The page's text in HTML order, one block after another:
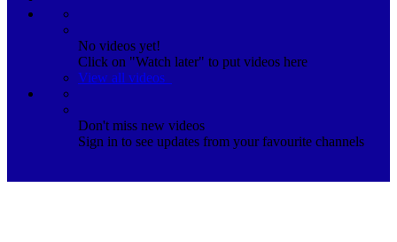
No videos yet!
Click on "Watch later" to put videos here
View all videos
Don't miss new videos
Sign in to see updates from your favourite channels